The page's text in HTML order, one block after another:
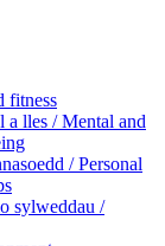
fitness
a lles / Mental and
/ Personal
sylweddau /